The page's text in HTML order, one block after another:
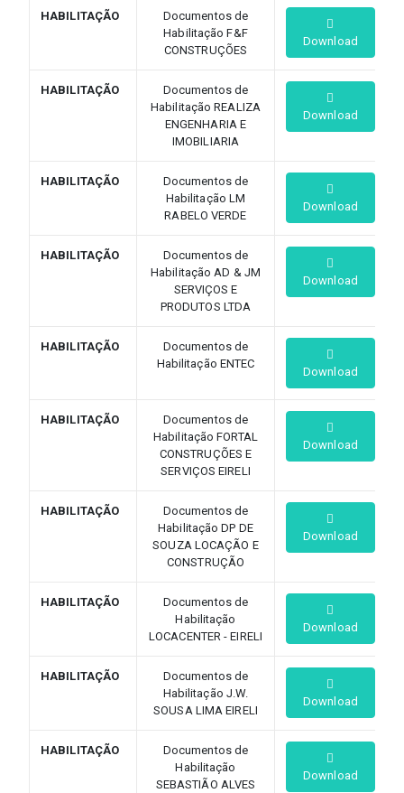
HABILITAÇÃO
Documentos de
Habilitação F&F
CONSTRUÇÕES
Download
HABILITAÇÃO
Documentos de
Habilitação REALIZA
ENGENHARIA E
IMOBILIARIA
Download
HABILITAÇÃO
Documentos de
Habilitação LM
RABELO VERDE
Download
HABILITAÇÃO
Documentos de
Habilitação AD & JM
SERVIÇOS E
PRODUTOS LTDA
Download
HABILITAÇÃO
Documentos de
Habilitação ENTEC
Download
HABILITAÇÃO
Documentos de
Habilitação FORTAL
CONSTRUÇÕES E
SERVIÇOS EIRELI
Download
HABILITAÇÃO
Documentos de
Habilitação DP DE
SOUZA LOCAÇÃO E
CONSTRUÇÃO
Download
HABILITAÇÃO
Documentos de
Habilitação
LOCACENTER - EIRELI
Download
HABILITAÇÃO
Documentos de
Habilitação J.W.
SOUSA LIMA EIRELI
Download
HABILITAÇÃO
Documentos de
Habilitação
SEBASTIÃO ALVES
Download